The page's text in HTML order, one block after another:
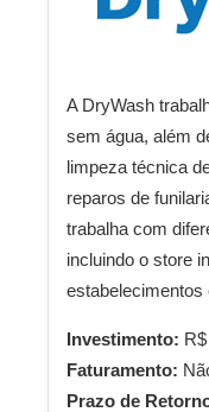
A DryWash
sem água, além
limpeza técnica
reparos de
trabalha com
incluindo o store
estabelecimentos
Investimento:
Faturamento:
Prazo de